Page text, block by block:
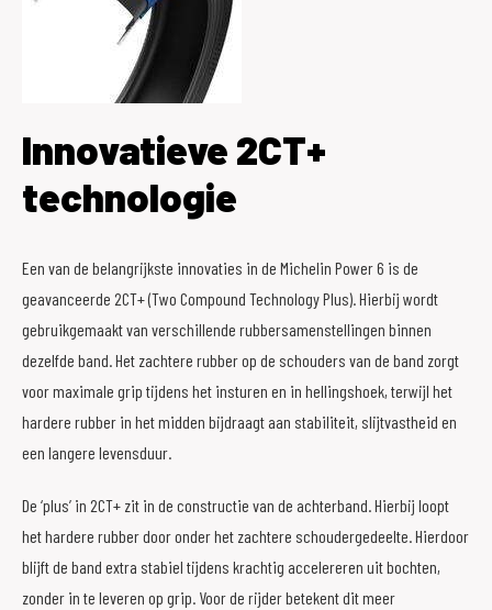
Innovatieve 2CT+
technologie
Een van de belangrijkste innovaties in de Michelin Power 6 is de
geavanceerde 2CT+ (Two Compound Technology Plus). Hierbij wordt
gebruikgemaakt van verschillende rubbersamenstellingen binnen
dezelfde band. Het zachtere rubber op de schouders van de band zorgt
voor maximale grip tijdens het insturen en in hellingshoek, terwijl het
hardere rubber in het midden bijdraagt aan stabiliteit, slijtvastheid en
een langere levensduur.
De ‘plus’ in 2CT+ zit in de constructie van de achterband. Hierbij loopt
het hardere rubber door onder het zachtere schoudergedeelte. Hierdoor
blijft de band extra stabiel tijdens krachtig accelereren uit bochten,
zonder in te leveren op grip. Voor de rijder betekent dit meer